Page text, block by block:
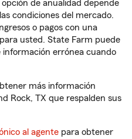
de anualidad depende
condiciones del mercado.
o pagos con una
usted. State Farm puede
errónea cuando
más información
Rock, TX que respalden sus
al agente para obtener